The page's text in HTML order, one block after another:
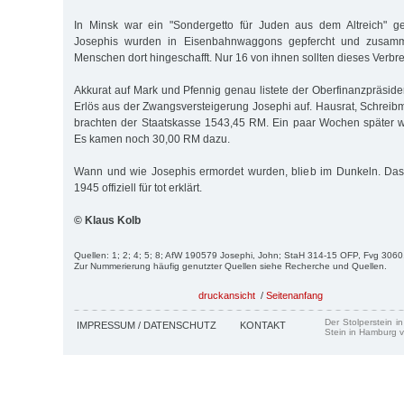
In Minsk war ein "Sondergetto für Juden aus dem Altreich"
Josephis wurden in Eisenbahnwaggons gepfercht und
Menschen dort hingeschafft. Nur 16 von ihnen sollten dieses
Akkurat auf Mark und Pfennig genau listete der
Erlös aus der Zwangsversteigerung Josephi auf. Hausrat,
brachten der Staatskasse 1543,45 RM. Ein paar Wochen später
Es kamen noch 30,00 RM dazu.
Wann und wie Josephis ermordet wurden, blieb im Dunkeln.
1945 offiziell für tot erklärt.
© Klaus Kolb
Quellen: 1; 2; 4; 5; 8; AfW 190579 Josephi, John; StaH 314-15 OFP, Fvg
Zur Nummerierung häufig genutzter Quellen siehe Recherche und Quellen.
druckansicht / Seitenanfang
IMPRESSUM / DATENSCHUTZ KONTAKT
Der Stolperstein
Stein in Hamburg